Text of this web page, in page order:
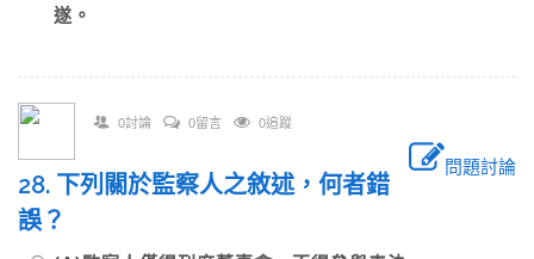
遂。
0討論 0留言 0追蹤
問題討論
28. 下列關於監察人之敘述，何者錯
誤？